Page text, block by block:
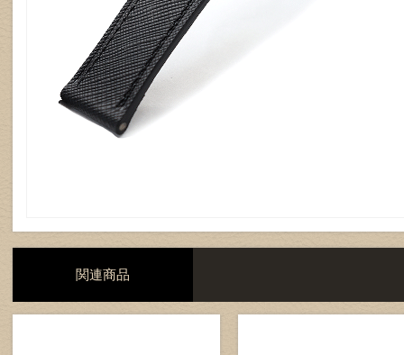
関連商品